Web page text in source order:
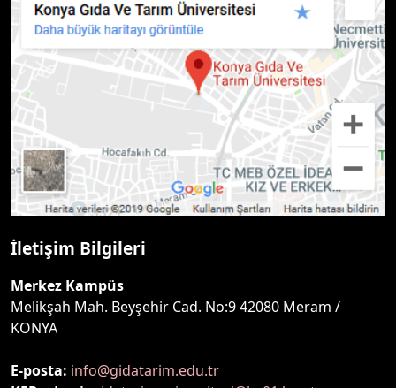
İletişim Bilgileri
Merkez Kampüs
Melikşah Mah. Beyşehir Cad. No:9 42080 Meram /
KONYA
E-posta: info@gidatarim.edu.tr